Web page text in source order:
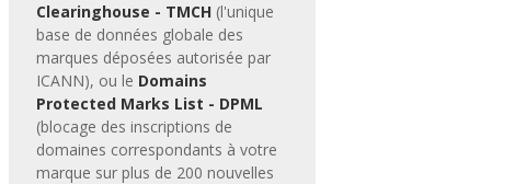
Clearinghouse - TMCH (l'unique
base de données globale des
marques déposées autorisée par
ICANN), ou le Domains
Protected Marks List - DPML
(blocage des inscriptions de
domaines correspondants à votre
marque sur plus de 200 nouvelles